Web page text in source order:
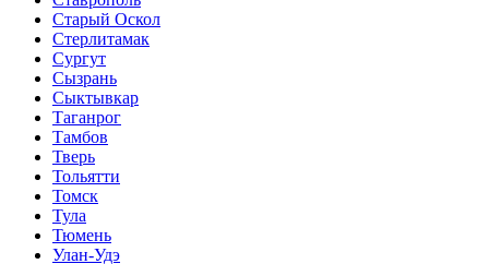
Старый Оскол
Стерлитамак
Сургут
Сызрань
Сыктывкар
Таганрог
Тамбов
Тверь
Тольятти
Томск
Тула
Тюмень
Улан-Удэ